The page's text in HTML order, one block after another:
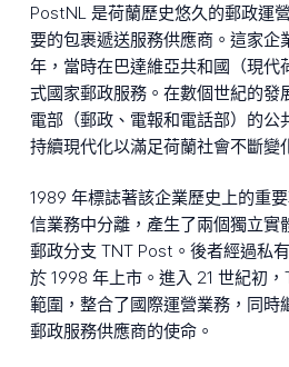
PostNL 是荷蘭歷史悠久的郵政運
要的包裹遞送服務供應商。這家企
年，當時在巴達維亞共和國（現代
式國家郵政服務。在數個世紀的發
電部（郵政、電報和電話部）的公
持續現代化以滿足荷蘭社會不斷變
1989 年標誌著該企業歷史上的重
信業務中分離，產生了兩個獨立實
郵政分支 TNT Post。後者經過私
於 1998 年上市。進入 21 世紀初
範圍，整合了國際運營業務，同時
郵政服務供應商的使命。